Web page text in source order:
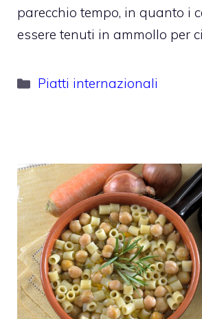
parecchio tempo, in quanto i
essere tenuti in ammollo per
Categorie
Piatti internazionali